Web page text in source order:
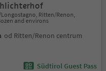
Ritten/Renon,
and environs
od Ritten/Renon centrum
Südtirol Guest Pass